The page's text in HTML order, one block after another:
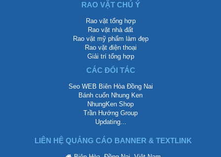
RAO VẶT CHÚ Ý
Rao vặt tổng hợp
Rao vặt nhà đất
Rao vặt mỹ phẩm làm đẹp
Rao vặt điện thoại
Giải trí tổng hợp
CÁC ĐỐI TÁC
Seo WEB Biên Hòa Đồng Nai
Bánh cuốn Nhung Ken
NhungKen Shop
Trần Hướng Group
Updating...
LIÊN HỆ QUẢNG CÁO BANNER & TEXTLINK